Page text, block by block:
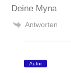
Deine Myna
Antworten
Autor